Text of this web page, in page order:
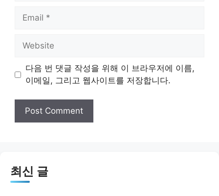
Email
Website
다음 번 댓글 작성을 위해 이 브라우저에 이름,
이메일, 그리고 웹사이트를 저장합니다.
최신 글